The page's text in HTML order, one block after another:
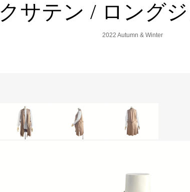
サテン / ロングジ
2022 Autumn & Winter